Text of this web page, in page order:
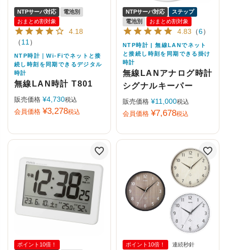
NTPサーバ対応
電池別
おまとめ割対象
4.18
（11）
NTP時計｜Wi-Fiでネットと接
続し時刻を同期できるデジタル
時計
無線LAN時計 T801
販売価格 ¥4,730税込
会員価格 ¥3,278税込
NTPサーバ対応
ステップ
電池別
おまとめ割対象
4.83 （6）
NTP時計 | 無線LANでネット
と接続し時刻を同期できる掛け
時計
無線LANアナログ時計
シグナルキーパー
販売価格 ¥11,000税込
会員価格 ¥7,678税込
ポイント10倍！
ポイント10倍！
連続秒針